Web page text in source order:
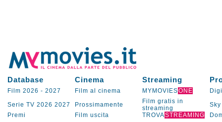
Database Cinema Streaming
Film 2026 - 2027 Film al cinema MYMOVIESONE
Serie TV 2026 2027 Prossimamente
Film gratis in
streaming
Sky
Premi
Film uscita TROVASTREAMING